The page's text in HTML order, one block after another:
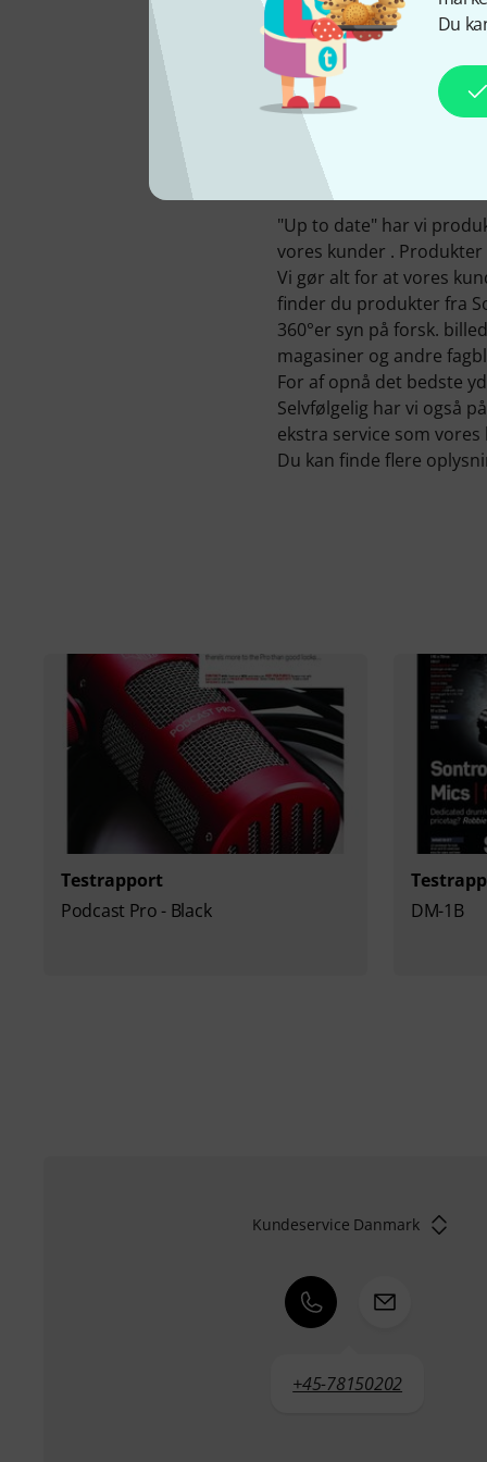
Du
HOS OS SIDEN
2006
"Up to date" har vi
vores kunder .
Vi gør alt for at vores
finder du produkter fra
360°er syn på forsk.
magasiner og andre
For af opnå det bedste
Selvfølgelig har vi også
ekstra service som
Du kan finde flere
Testrapport
Podcast Pro - Black
DM-1B
Kundeservice Danmark
+45-78150202